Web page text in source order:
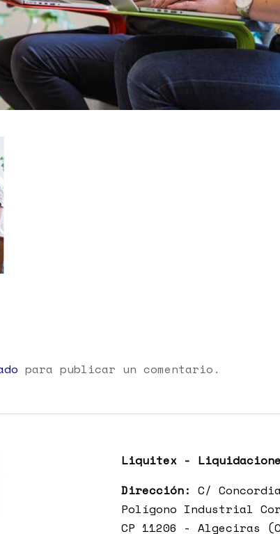
para publicar un comentario.
Liquitex -
Dirección: C/
Polígono Industrial
CP 11206 - Algeciras